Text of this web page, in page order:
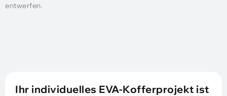
entwerfen.
Ihr individuelles EVA-Kofferprojekt ist